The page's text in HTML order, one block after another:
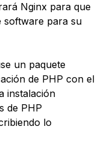
Nginx para que
software para su
un paquete
de PHP con el
instalación
de PHP
lo